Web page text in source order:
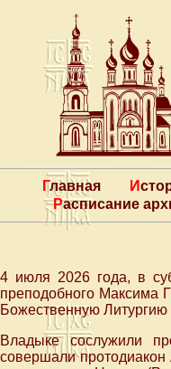
Главная
Расписание
4 июля 2026 года, в
преподобного Максима
Божественную
Владыке сослужили
совершали